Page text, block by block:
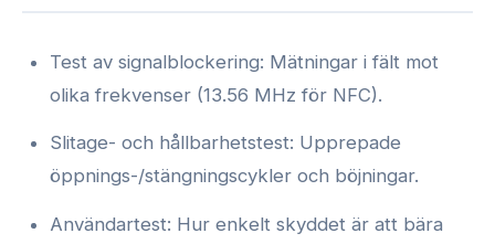
Test av signalblockering: Mätningar i fält mot
olika frekvenser (13.56 MHz för NFC).
Slitage- och hållbarhetstest: Upprepade
öppnings-/stängningscykler och böjningar.
Användartest: Hur enkelt skyddet är att bära